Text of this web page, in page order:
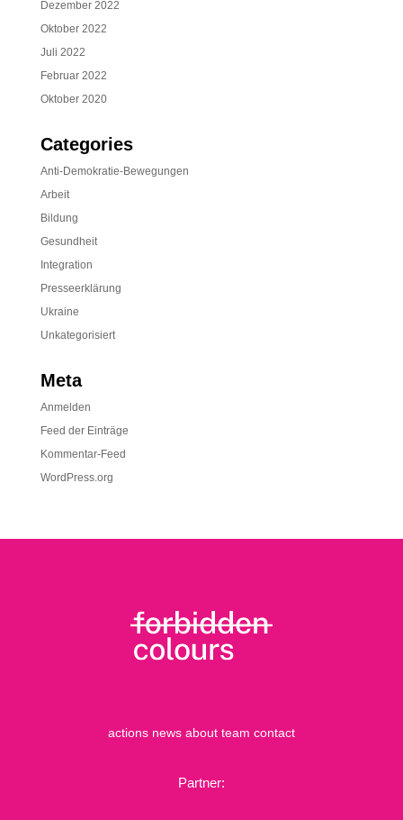
Dezember 2022
Oktober 2022
Juli 2022
Februar 2022
Oktober 2020
Categories
Anti-Demokratie-Bewegungen
Arbeit
Bildung
Gesundheit
Integration
Presseerklärung
Ukraine
Unkategorisiert
Meta
Anmelden
Feed der Einträge
Kommentar-Feed
WordPress.org
actions news about team contact
Partner: